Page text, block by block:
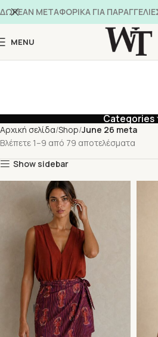
MENU
Categories
Αρχική σελίδα Shop June 26 meta
Βλέπετε 1–9 από 79 αποτελέσματα
Show sidebar
ΔΩΡΕΑΝ ΜΕΤΑΦΟΡΙΚΑ ΓΙΑ